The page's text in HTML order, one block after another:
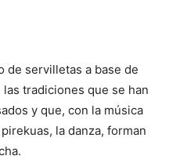
de servilletas a base de
tradiciones que se han
y que, con la música
la danza, forman